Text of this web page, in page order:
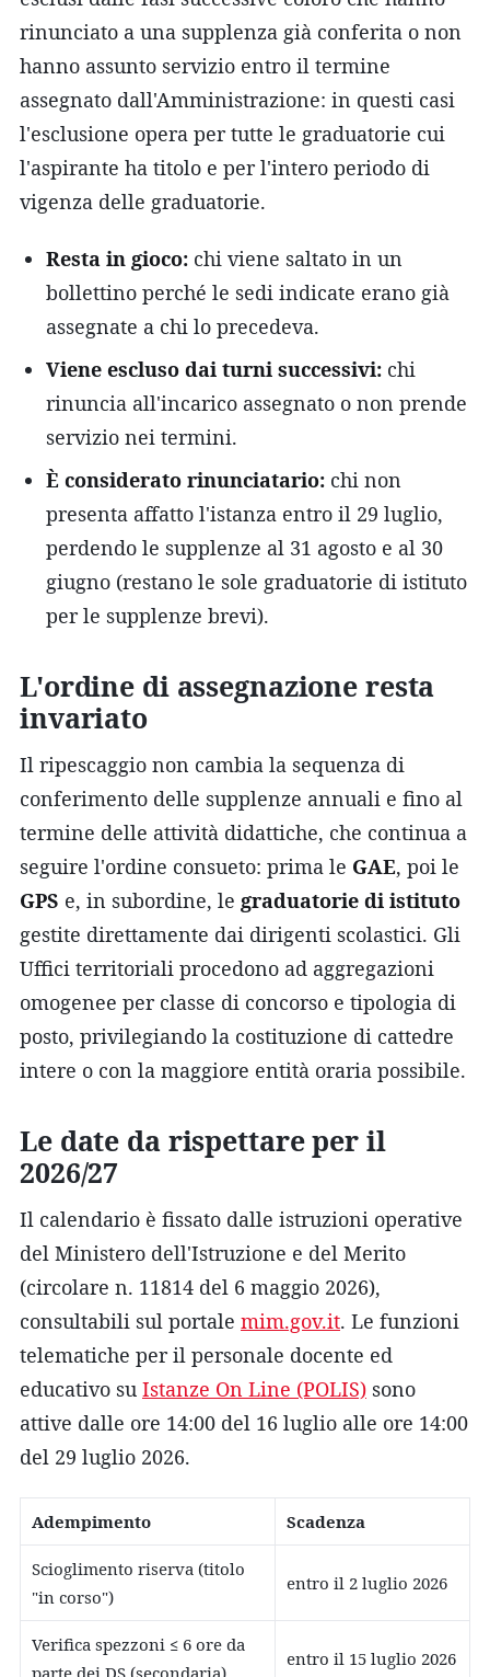
rinunciato a una supplenza già conferita o non
hanno assunto servizio entro il termine
assegnato dall'Amministrazione: in questi casi
l'esclusione opera per tutte le graduatorie cui
l'aspirante ha titolo e per l'intero periodo di
vigenza delle graduatorie.
Resta in gioco: chi viene saltato in un
bollettino perché le sedi indicate erano già
assegnate a chi lo precedeva.
Viene escluso dai turni successivi: chi
rinuncia all'incarico assegnato o non prende
servizio nei termini.
È considerato rinunciatario: chi non
presenta affatto l'istanza entro il 29 luglio,
perdendo le supplenze al 31 agosto e al 30
giugno (restano le sole graduatorie di istituto
per le supplenze brevi).
L'ordine di assegnazione resta
invariato
Il ripescaggio non cambia la sequenza di
conferimento delle supplenze annuali e fino al
termine delle attività didattiche, che continua a
seguire l'ordine consueto: prima le GAE, poi le
GPS e, in subordine, le graduatorie di istituto
gestite direttamente dai dirigenti scolastici. Gli
Uffici territoriali procedono ad aggregazioni
omogenee per classe di concorso e tipologia di
posto, privilegiando la costituzione di cattedre
intere o con la maggiore entità oraria possibile.
Le date da rispettare per il
2026/27
Il calendario è fissato dalle istruzioni operative
del Ministero dell'Istruzione e del Merito
(circolare n. 11814 del 6 maggio 2026),
consultabili sul portale mim.gov.it. Le funzioni
telematiche per il personale docente ed
educativo su Istanze On Line (POLIS) sono
attive dalle ore 14:00 del 16 luglio alle ore 14:00
del 29 luglio 2026.
Adempimento Scadenza
Scioglimento riserva (titolo
"in corso")
entro il 2 luglio 2026
Verifica spezzoni ≤ 6 ore da
parte dei DS (secondaria)
entro il 15 luglio 2026